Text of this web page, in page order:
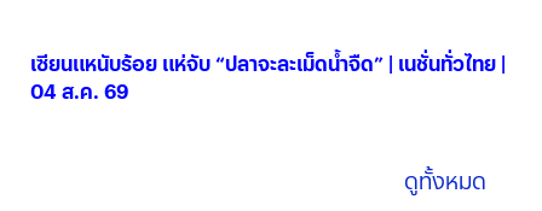
เซียนแหนับร้อย แห่จับ “ปลาจะละเม็ดน้ำจืด” | เนชั่นทั่วไทย |
04 ส.ค. 69
ดูทั้งหมด